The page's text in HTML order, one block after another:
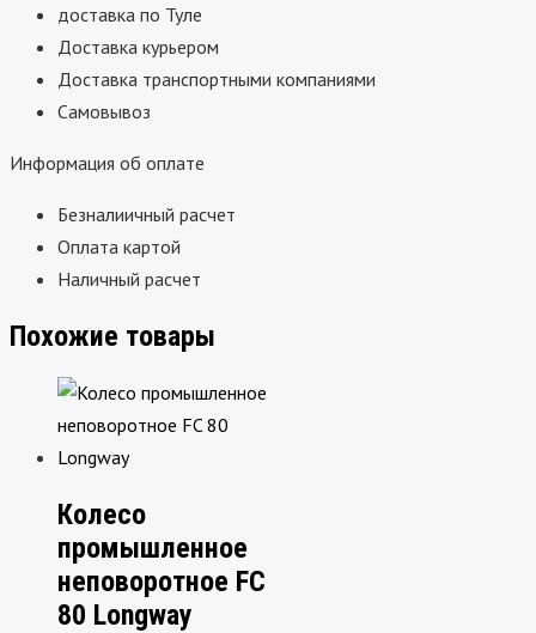
доставка по Туле
Доставка курьером
Доставка транспортными компаниями
Самовывоз
Информация об оплате
Безналиичный расчет
Оплата картой
Наличный расчет
Похожие товары
Колесо
промышленное
неповоротное FC
80 Longway